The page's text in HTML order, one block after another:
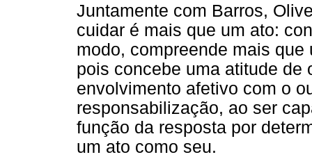
Juntamente com Barros,
cuidar é mais que um ato:
modo, compreende mais
pois concebe uma atitude de
envolvimento afetivo com o
responsabilização, ao ser
função da resposta por
um ato como seu.